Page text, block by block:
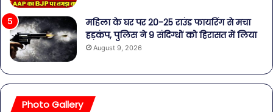
महिला के घर पर 20-25 राउंड फायरिंग से मचा
हड़कंप, पुलिस ने 9 संदिग्धों को हिरासत में लिया
August 9, 2026
Photo Gallery